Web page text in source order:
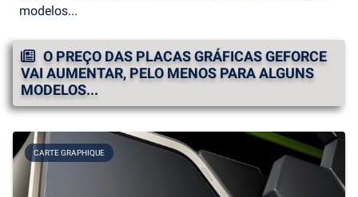
modelos...
O PREÇO DAS PLACAS GRÁFICAS GEFORCE
VAI AUMENTAR, PELO MENOS PARA ALGUNS
MODELOS...
CARTE GRAPHIQUE